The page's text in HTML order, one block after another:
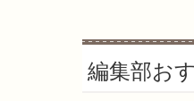
編集部お